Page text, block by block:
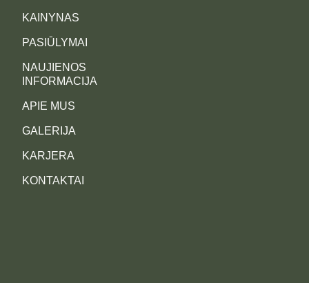
KAINYNAS
PASIŪLYMAI
NAUJIENOS
INFORMACIJA
APIE MUS
GALERIJA
KARJERA
KONTAKTAI